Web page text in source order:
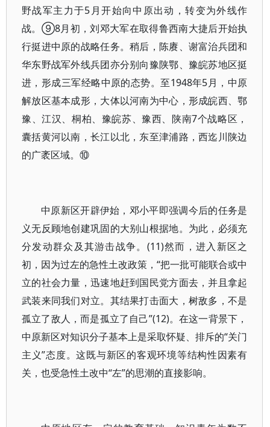
野战军主力于5月开始向中原出动，转变为外线作
战。⑨8月初，刘邓大军在取得鲁西南大捷后开始执
行挺进中原的战略任务。稍后，陈赓、谢富治兵团和
华东野战军外线兵团亦分别向豫陕鄂、豫皖苏地区挺
进，形成三军经略中原的态势。至1948年5月，中原
解放区基本成形，大体以河南为中心，形成皖西、鄂
豫、江汉、桐柏、豫皖苏、豫西、陕南7个战略区，
囊括黄河以南，长江以北，东至津浦路，西迄川陕边
的广袤区域。⑩
中原新区开辟伊始，邓小平即强调今后的任务是
义无反顾地创建巩固的大别山根据地。为此，必须充
分发动群众及其游击战争。(11)然而，进入新区之
初，因为过左的急性土改政策，“把一批可能联合或中
立的社会力量，迅速地赶到国民党方面去，并且拿起
武装来同我们对立。其结果打击面大，树敌多，不是
孤立了敌人，而是孤立了自己”(12)。在这一背景下，
中原新区对知识分子基本上是采取怀疑、排斥的“关门
主义”态度。这既与新区的客观环境等结构性因素有
关，也受急性土改中“左”的思潮的直接影响。